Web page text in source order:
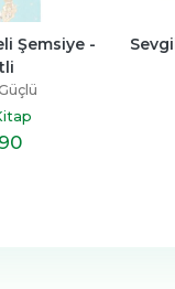
(Ciltli)
Güçlü
,90